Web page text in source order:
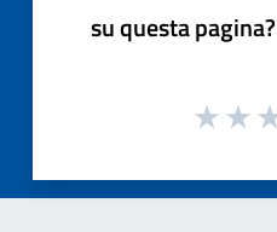
su questa pagina?